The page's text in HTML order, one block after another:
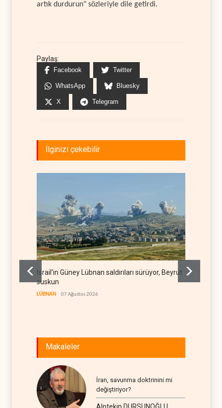
artık durdurun" sözleriyle dile getirdi.
Paylaş:
Facebook Twitter
WhatsApp Bluesky
X Telegram
İlginizi çekebilir
İsrail’in Güney Lübnan saldırıları sürüyor, Beyrut
suskun
LÜBNAN 07 Ağustos 2026
Makaleler
İran, savunma doktrinini mi
değiştiriyor?
Alptekin DURSUNOĞLU